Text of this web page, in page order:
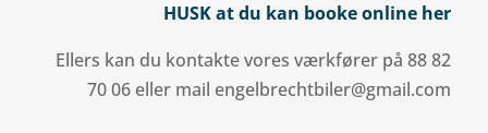
HUSK at du kan booke online her
Ellers kan du kontakte vores værkfører på 88 82
70 06 eller mail engelbrechtbiler@gmail.com